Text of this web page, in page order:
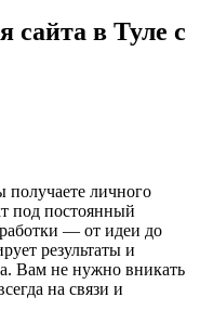
сайта в Туле с
получаете личного
под постоянный
— от идеи до
результаты и
Вам не нужно вникать
на связи и